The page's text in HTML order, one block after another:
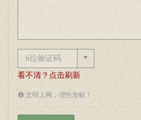
*
看不清？点击刷新
文明上网，理性发帖！